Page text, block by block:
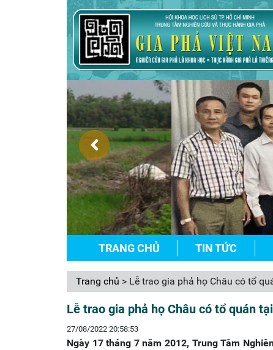
TRANG CHỦ TIN TỨC
Trang chủ > Lễ trao gia phả họ Châu có tổ
Lễ trao gia phả họ Châu có tổ quán
27/08/2022 20:58:53
Ngày 17 tháng 7 năm 2012, Trung Tâm